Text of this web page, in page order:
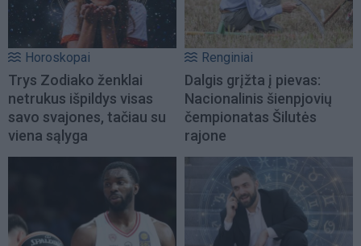
Horoskopai
Trys Zodiako ženklai
netrukus išpildys visas
savo svajones, tačiau su
viena sąlyga
Renginiai
Dalgis grįžta į pievas:
Nacionalinis šienpjovių
čempionatas Šilutės
rajone